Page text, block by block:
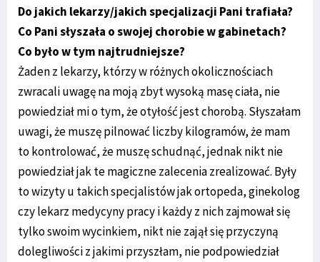
Do jakich lekarzy/jakich specjalizacji Pani trafiała?
Co Pani słyszała o swojej chorobie w gabinetach?
Co było w tym najtrudniejsze?
Żaden z lekarzy, którzy w różnych okolicznościach
zwracali uwagę na moją zbyt wysoką masę ciała, nie
powiedział mi o tym, że otyłość jest chorobą. Słyszałam
uwagi, że muszę pilnować liczby kilogramów, że mam
to kontrolować, że muszę schudnąć, jednak nikt nie
powiedział jak te magiczne zalecenia zrealizować. Były
to wizyty u takich specjalistów jak ortopeda, ginekolog
czy lekarz medycyny pracy i każdy z nich zajmował się
tylko swoim wycinkiem, nikt nie zajął się przyczyną
dolegliwości z jakimi przyszłam, nie podpowiedział